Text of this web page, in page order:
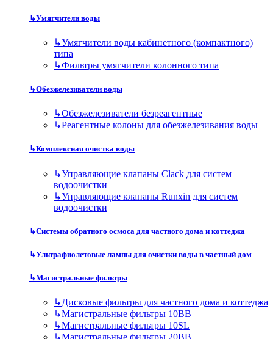
↳Умягчители воды
↳Умягчители воды кабинетного (компактного)
типа
↳Фильтры умягчители колонного типа
↳Обезжелезиватели воды
↳Обезжелезиватели безреагентные
↳Реагентные колоны для обезжелезивания воды
↳Комплексная очистка воды
↳Управляющие клапаны Clack для систем
водоочистки
↳Управляющие клапаны Runxin для систем
водоочистки
↳Системы обратного осмоса для частного дома и коттеджа
↳Ультрафиолетовые лампы для очистки воды в частный дом
↳Магистральные фильтры
↳Дисковые фильтры для частного дома и коттеджа
↳Магистральные фильтры 10BB
↳Магистральные фильтры 10SL